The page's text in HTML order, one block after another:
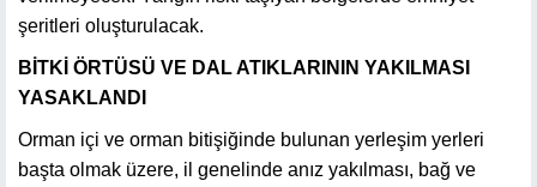
şeritleri oluşturulacak.
BİTKİ ÖRTÜSÜ VE DAL ATIKLARININ YAKILMASI
YASAKLANDI
Orman içi ve orman bitişiğinde bulunan yerleşim yerleri
başta olmak üzere, il genelinde anız yakılması, bağ ve